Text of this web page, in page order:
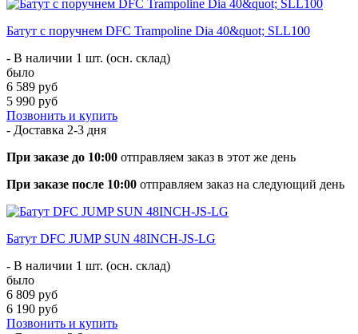
Батут с поручнем DFC Trampoline Dia 40&quot; SLL100
- В наличии 1 шт. (осн. склад)
было
6 589 руб
5 990 руб
Позвонить и купить
- Доставка 2-3 дня
При заказе до 10:00 отправляем заказ в этот же день
При заказе после 10:00 отправляем заказ на следующий день
Батут DFC JUMP SUN 48INCH-JS-LG
- В наличии 1 шт. (осн. склад)
было
6 809 руб
6 190 руб
Позвонить и купить